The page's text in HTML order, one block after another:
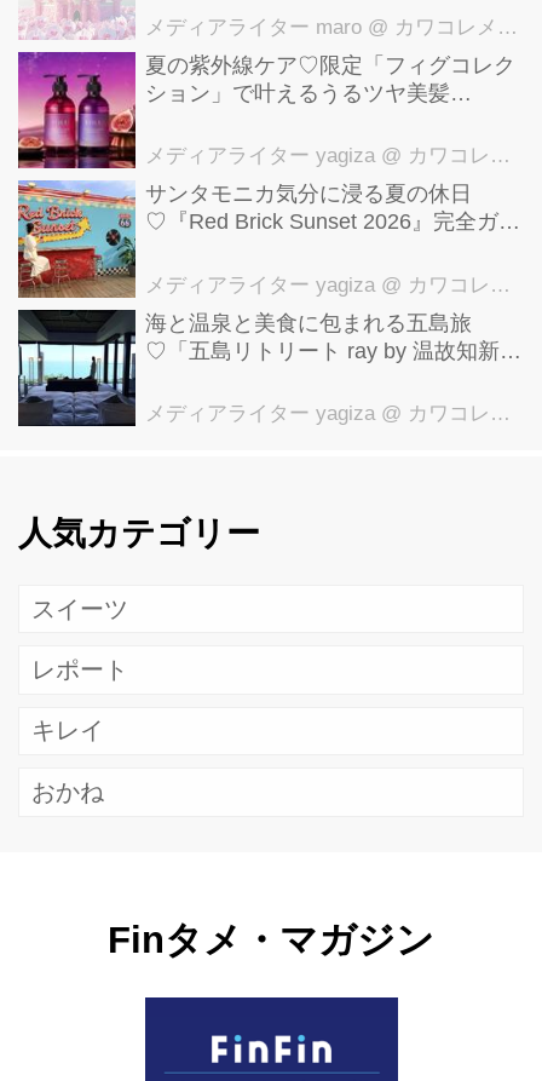
メディアライター maro @ カワコレメディア編集部
夏の紫外線ケア♡限定「フィグコレク
ション」で叶えるうるツヤ美髪
メディアライター yagiza @ カワコレメディア編集部
サンタモニカ気分に浸る夏の休日
♡『Red Brick Sunset 2026』完全ガイ
メディアライター yagiza @ カワコレメディア編集部
海と温泉と美食に包まれる五島旅
♡「五島リトリート ray by 温故知新」
メディアライター yagiza @ カワコレメディア編集部
人気カテゴリー
スイーツ
レポート
キレイ
おかね
Finタメ・マガジン